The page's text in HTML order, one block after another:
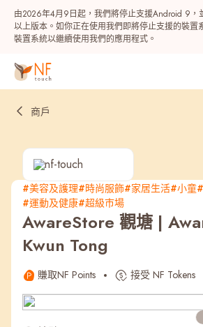
由2026年4月9日起，我們將停止支援Android 9，
以上版本。如你正在使用我們即將停止支援的裝置
裝置系統以繼續使用我們的應用程式。
熱門
NF 種籽 NF Points
最近搜尋紀錄
商戶
#美容及護理#時尚服飾#家居生活#小童
#運動及健康#超級巿場
AwareStore 觀塘 |
Kwun Tong
賺取NF Points 接受 NF Tokens